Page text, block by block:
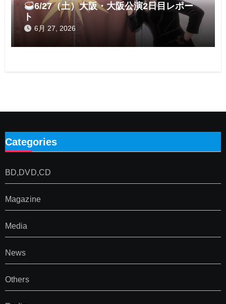
6/27（土）大阪・大阪公演2日目レポー
ト
6月 27, 2026
Categories
BD,DVD,CD
Magazine
Media
News
Others